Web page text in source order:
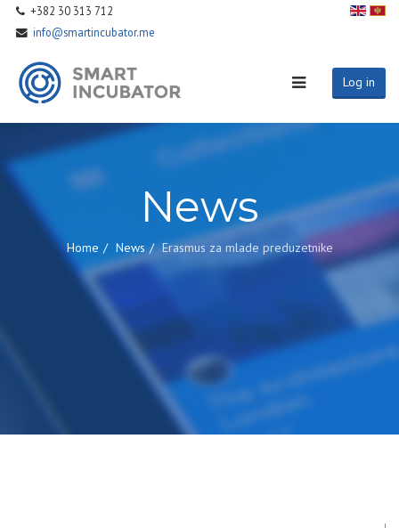
+382 30 313 712
info@smartincubator.me
Log in
News
Home News Erasmus za mlade preduzetnike